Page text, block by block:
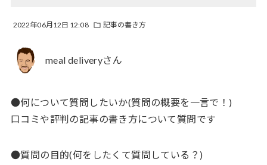
2022年06月12日 12:08 記事の書き方
meal deliveryさん
●何について質問したいか(質問の概要を一言で！)
口コミや評判の記事の書き方について質問です
●質問の目的(何をしたくて質問している？)